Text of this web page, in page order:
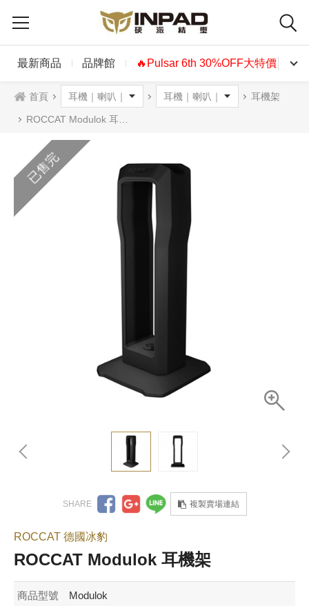
最新商品 品牌館 🔥Pulsar 6th 30%OFF大特價🔥
首頁 耳機架
ROCCAT Modulok 耳機架
已售完
複製賣場連結
ROCCAT 德國冰豹
ROCCAT Modulok 耳機架
商品型號 Modulok